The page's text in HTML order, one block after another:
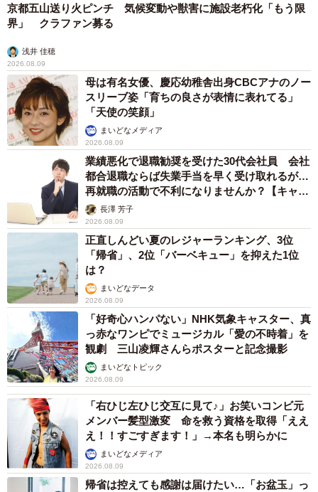
抜群の収納性
用途別18個の収納ポケットは使い勝手も上々
今回のリュックの大きな特徴はムダをなくし、使う人の身
になって考えられた18の収納ポケットにある。外側デザイ
ンに隠された「シークレット・ポケット」を5つも装備。ス
マートフォンやハンカチ、名刺ケースなど必需品をすぐに
取り出せるのが魅力だ。
「チェスト・ポケット」はショルダー部分に収納ポケット
があり、自転車に乗る時などにチェストベルトを取り出し
てリュックの固定ができて便利。「背面ポケット」にもひ
と工夫し、底面のファスナーを開けると背面のポケットか
らキャリーバックの取っ手を入れることが可能。底面のフ
ァスナーを閉めると背面部分がポケットとして利用できる
ようになっているので、寒い時期はカイロを入れたり、暑
い時期は保冷剤を入れたりと便利。この他、ノートパソコ
ンを入れるポケットやペットボトルにもぴったりのポケッ
トなど用途別のポケットが多数ついていて、使い勝手がい
いのもうれしい。
クラウドファンディング「Makuake」で注目度大
クラウドファンディング「Makuake」に登場以来、話題を
京都五山送り火ピンチ 気候変動や獣害に施設老朽化「もう限
界」 クラファン募る
浅井 佳穂
2026.08.09
母は有名女優、慶応幼稚舎出身CBCアナのノー
スリーブ姿「育ちの良さが表情に表れてる」
「天使の笑顔」
まいどなメディア
2026.08.09
業績悪化で退職勧奨を受けた30代会社員 会社
都合退職ならば失業手当を早く受け取れるが…
再就職の活動で不利になりませんか？【キャリ
アカウンセラーが解説】
長澤 芳子
2026.08.09
正直しんどい夏のレジャーランキング、3位
「帰省」、2位「バーベキュー」を抑えた1位
は？
まいどなデータ
2026.08.09
「好奇心ハンパない」NHK気象キャスター、真
っ赤なワンピでミュージカル「愛の不時着」を
観劇 三山凌輝さんらポスターと記念撮影
まいどなトピック
2026.08.09
「右ひじ左ひじ交互に見て♪」お笑いコンビ元
メンバー髪型激変 命を救う資格を取得「ええ
え！！すごすぎます！」→本名も明らかに
まいどなメディア
2026.08.09
帰省は控えても感謝は届けたい…「お盆玉」っ